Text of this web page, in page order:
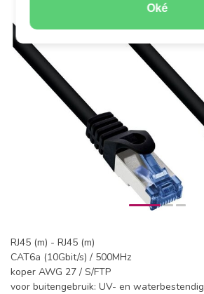
Oké
RJ45 (m) - RJ45 (m)
CAT6a (10Gbit/s) / 500MHz
koper AWG 27 / S/FTP
voor buitengebruik: UV- en waterbestendig